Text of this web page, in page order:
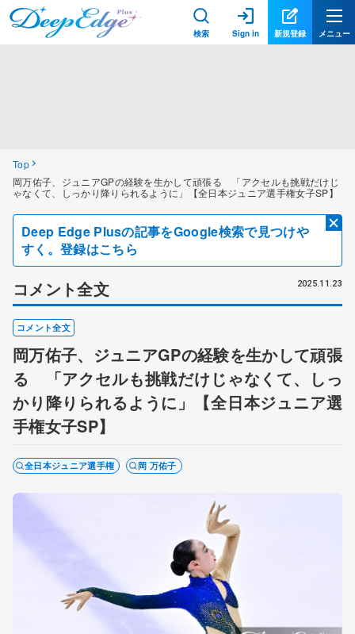
検索 Sign in 新規登録 メニュー
Top
岡万佑子、ジュニアGPの経験を生かして頑張る 「アクセルも挑戦だけじ
ゃなくて、しっかり降りられるように」【全日本ジュニア選手権女子SP】
Deep Edge Plusの記事をGoogle検索で見つけや
すく。登録はこちら
コメント全文 2025.11.23
コメント全文
岡万佑子、ジュニアGPの経験を生かして頑張
る 「アクセルも挑戦だけじゃなくて、しっ
かり降りられるように」【全日本ジュニア選
手権女子SP】
全日本ジュニア選手権 岡 万佑子